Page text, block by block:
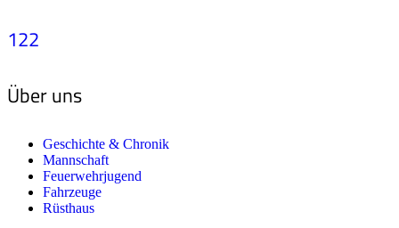
122
Über uns
Geschichte & Chronik
Mannschaft
Feuerwehrjugend
Fahrzeuge
Rüsthaus